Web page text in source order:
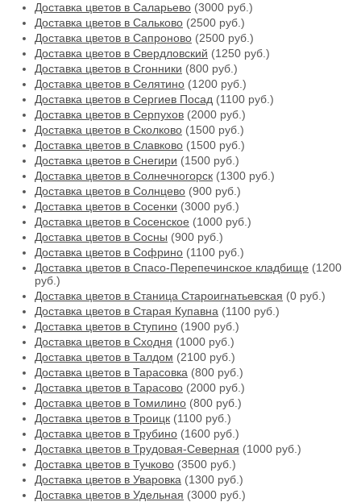
Доставка цветов в Саларьево (3000 руб.)
Доставка цветов в Сальково (2500 руб.)
Доставка цветов в Сапроново (2500 руб.)
Доставка цветов в Свердловский (1250 руб.)
Доставка цветов в Сгонники (800 руб.)
Доставка цветов в Селятино (1200 руб.)
Доставка цветов в Сергиев Посад (1100 руб.)
Доставка цветов в Серпухов (2000 руб.)
Доставка цветов в Сколково (1500 руб.)
Доставка цветов в Славково (1500 руб.)
Доставка цветов в Снегири (1500 руб.)
Доставка цветов в Солнечногорск (1300 руб.)
Доставка цветов в Солнцево (900 руб.)
Доставка цветов в Сосенки (3000 руб.)
Доставка цветов в Сосенское (1000 руб.)
Доставка цветов в Сосны (900 руб.)
Доставка цветов в Софрино (1100 руб.)
Доставка цветов в Спасо-Перепечинское кладбище (1200
руб.)
Доставка цветов в Станица Староигнатьевская (0 руб.)
Доставка цветов в Старая Купавна (1100 руб.)
Доставка цветов в Ступино (1900 руб.)
Доставка цветов в Сходня (1000 руб.)
Доставка цветов в Талдом (2100 руб.)
Доставка цветов в Тарасовка (800 руб.)
Доставка цветов в Тарасово (2000 руб.)
Доставка цветов в Томилино (800 руб.)
Доставка цветов в Троицк (1100 руб.)
Доставка цветов в Трубино (1600 руб.)
Доставка цветов в Трудовая-Северная (1000 руб.)
Доставка цветов в Тучково (3500 руб.)
Доставка цветов в Уваровка (1300 руб.)
Доставка цветов в Удельная (3000 руб.)